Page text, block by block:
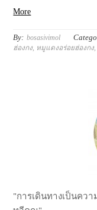
More
By: bosasivimol
ฮ่องกง, หมูแดงอร่อยฮ่องกง
"การเดินทางเป็นคว